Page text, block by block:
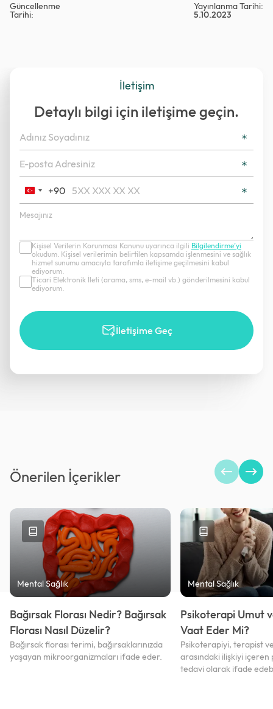
Güncellenme
Tarihi:
Yayınlanma Tarihi:
5.10.2023
İletişim
Detaylı bilgi için iletişime geçin.
Turkey
+90
+90
Kişisel Verilerin Korunması Kanunu uyarınca ilgili Bilgilendirme’yi
okudum. Kişisel verilerimin belirtilen kapsamda işlenmesini ve sağlık
hizmet sunumu amacıyla tarafımla iletişime geçilmesini kabul
ediyorum.
Ticari Elektronik İleti (arama, sms, e-mail vb.) gönderilmesini kabul
ediyorum.
İletişime Geç
Önerilen İçerikler
Mental Sağlık
Bağırsak Florası Nedir? Bağırsak
Florası Nasıl Düzelir?
Bağırsak florası terimi, bağırsaklarınızda
yaşayan mikroorganizmaları ifade eder.
Mental Sağlık
Psikoterapi Umut
Vaat Eder Mi?
Psikoterapiyi, terapist
arasındaki ilişkiyi içeren
tedavi olarak ifade